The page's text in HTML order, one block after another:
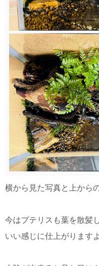
横から見た写真と上から
今はプテリスも葉を散髪
いい感じに仕上がりますよ